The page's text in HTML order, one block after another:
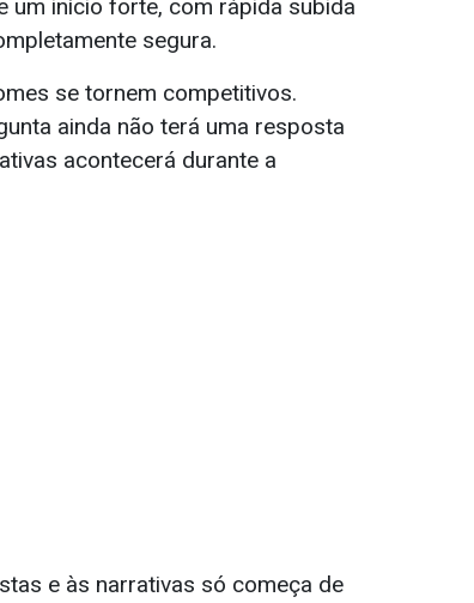
um início forte, com rápida subida
segura.
se tornem competitivos.
ainda não terá uma resposta
acontecerá durante a
e às narrativas só começa de